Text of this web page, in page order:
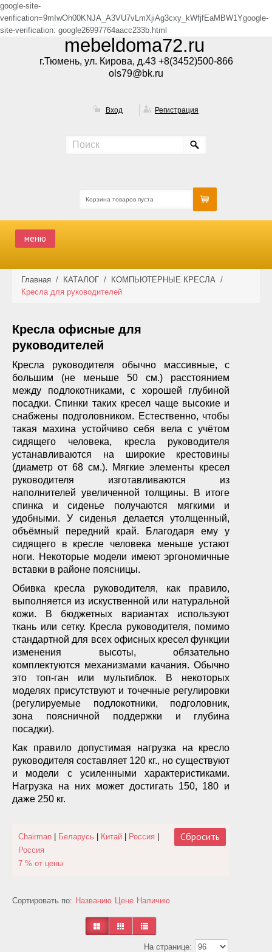
google-site-
verification=9mIwOh00KNJA_A3VU7vLmXjiAg3cxy_kWfjfEaMBW1Ygoogle-
site-verification: google26997764aacc233b.html
mebeldoma72.ru
г.Тюмень, ул. Кирова, д.43 +8(3452)500-866
ols79@bk.ru
Вход Регистрация
Корзина товаров пуста
меню
КАТАЛОГ
АКЦИИ
ФОТО РАБОТ
УСЛУГИ
ОПЛАТА
КОНТАКТЫ
Главная / КАТАЛОГ / КОМПЬЮТЕРНЫЕ КРЕСЛА /
Кресла для руководителей
Кресла офисные для
руководителей
Кресла руководителя обычно массивные, с
большим (не меньше 50 см.) расстоянием
между подлокотниками, с хорошей глубиной
посадки. Спинки таких кресел чаще высокие и
снабжены подголовником. Естественно, чтобы
такая махина устойчиво себя вела с учётом
сидящего человека, кресла руководителя
устанавливаются на широкие крестовины
(диаметр от 68 см.). Мягкие элементы кресел
руководителя изготавливаются из
наполнителей увеличенной толщины. В итоге
спинка и сиденье получаются мягкими и
удобными. У сиденья делается утолщенный,
объёмный передний край. Благодаря ему у
сидящего в кресле человека меньше устают
ноги. Некоторые модели имеют эргономичные
вставки в районе поясницы.
Обивка кресла руководителя, как правило,
выполняется из искуственной или натуральной
кожи. В бюджетных вариантах используют
ткань или сетку. Кресла руководителя, помимо
стандартной для всех офисных кресел функции
изменения высоты, обязательно
комплектуются механизмами качания. Обычно
это топ-ган или мультиблок. В некоторых
моделях присутствуют и точечные регулировки
(регулируемые подлокотники, подголовник,
зона поясничной поддержки и глубина
посадки).
Как правило допустимая нагрузка на кресло
руководителя составляет 120 кг., но существуют
и модели с усиленными характеристиками.
Нагрузка на них может достигать 150, 180 и
даже 250 кг.
Chairman Беларусь Китай Россия
Россия
7 % от цены
Сбросить
Сортировать по: Названию Цене Наличию
На странице: